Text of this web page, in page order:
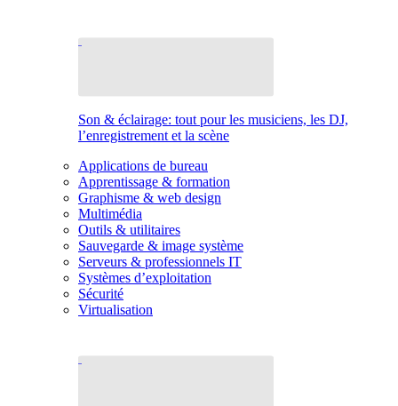
Son & éclairage: tout pour les musiciens, les DJ,
l’enregistrement et la scène
Applications de bureau
Apprentissage & formation
Graphisme & web design
Multimédia
Outils & utilitaires
Sauvegarde & image système
Serveurs & professionnels IT
Systèmes d’exploitation
Sécurité
Virtualisation